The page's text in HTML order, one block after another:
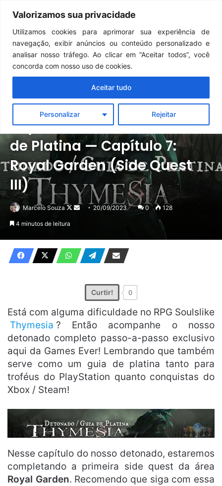
Valorizamos sua privacidade
Utilizamos cookies para aprimorar sua experiência de
navegação, exibir anúncios ou conteúdo personalizado e
analisar nosso tráfego. Ao clicar em “Aceitar todos”, você
concorda com nosso uso de cookies.
Personalizar Rejeitar
Aceitar tudo
Menu
Destaque Detonados
Thymesia | Detonado / Guia
de Platina — Capítulo 7:
Royal Garden (Side Quest
III)
Marcelo Souza
Follow
Mande20/09/2023 0 128
4 minutos de leitura
Curtir! 0
Está com alguma dificuldade no RPG Soulslike
Thymesia ? Então acompanhe o nosso
detonado completo passo-a-passo exclusivo
aqui da Games Ever! Lembrando que também
serve como um guia de platina tanto para
troféus do PlayStation quanto conquistas do
Xbox / Steam!
Nesse capítulo do nosso detonado, estaremos
completando a primeira side quest da área
Royal Garden. Recomendo que siga com essa